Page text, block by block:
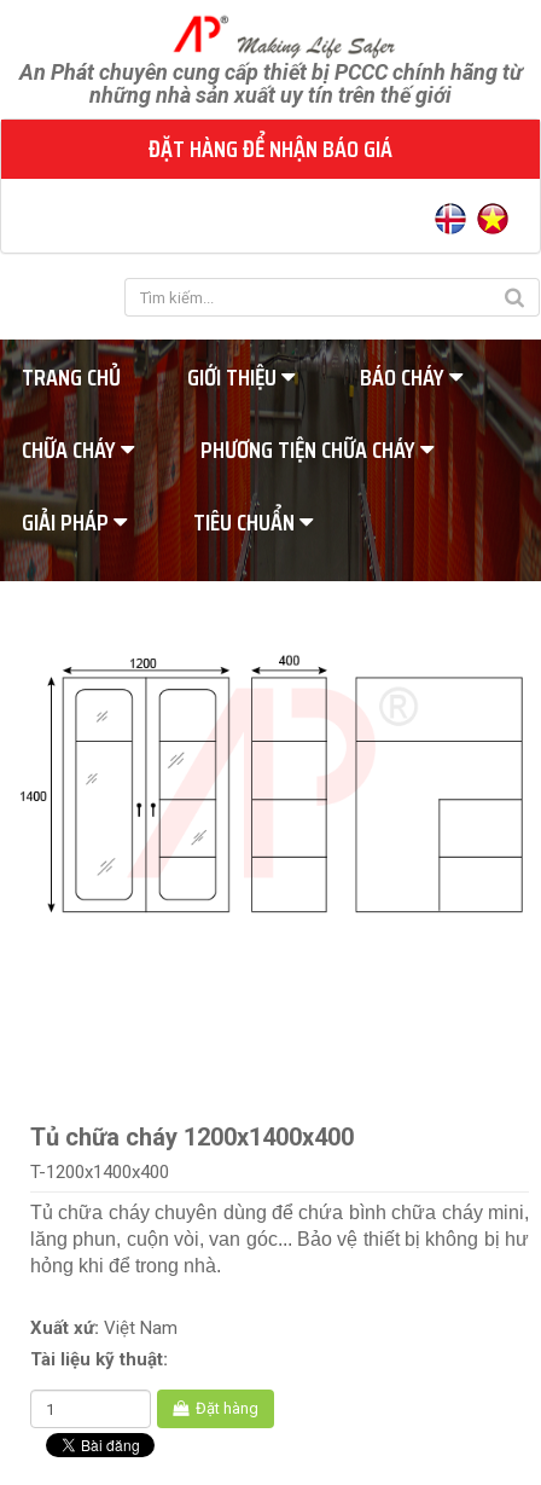
An Phát chuyên cung cấp thiết bị PCCC chính hãng từ
những nhà sản xuất uy tín trên thế giới
ĐẶT HÀNG ĐỂ NHẬN BÁO GIÁ
TRANG CHỦ GIỚI THIỆU
BÁO CHÁY
CHỮA CHÁY
PHƯƠNG TIỆN CHỮA CHÁY
GIẢI PHÁP
TIÊU CHUẨN
Tủ chữa cháy 1200x1400x400
T-1200x1400x400
Tủ chữa cháy chuyên dùng để chứa bình chữa cháy mini,
lăng phun, cuộn vòi, van góc... Bảo vệ thiết bị không bị hư
hỏng khi để trong nhà.
Xuất xứ: Việt Nam
Tài liệu kỹ thuật:
Đặt hàng